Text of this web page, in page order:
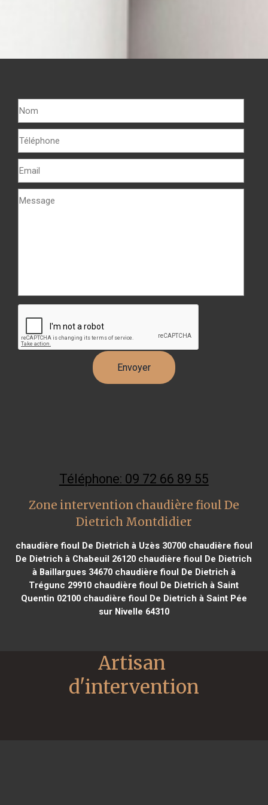
Téléphone: 09 72 66 89 55
Zone intervention chaudière fioul De
Dietrich Montdidier
chaudière fioul De Dietrich à Uzès 30700chaudière fioul
De Dietrich à Chabeuil 26120 chaudière fioul De Dietrich
à Baillargues 34670chaudière fioul De Dietrich à
Trégunc 29910 chaudière fioul De Dietrich à Saint
Quentin 02100chaudière fioul De Dietrich à Saint Pée
sur Nivelle 64310
Artisan
d'intervention